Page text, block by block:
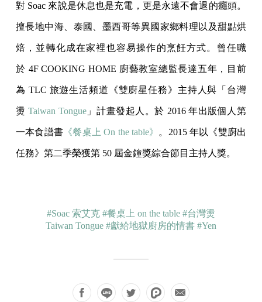
對 Soac 來說是休息也是充電，更是永遠不會退的癮頭。
擅長地中海、泰國、墨西哥等異國家鄉料理以及甜點烘
焙，並轉化成在家裡也容易操作的烹飪方式。曾任職
於 4F COOKING HOME 廚藝教室總監長達五年，目前
為 TLC 旅遊生活頻道《雙廚星任務》主持人與「台灣
燙Taiwan Tongue」計畫發起人。於 2016 年出版個人第
一本食譜書 《餐桌上 On the table》 。2015 年以《雙廚出
任務》第二季榮獲第 50 屆金鐘獎綜合節目主持人獎。
#Soac 索艾克 #餐桌上 on the table #台灣燙
Taiwan Tongue #獻給地獄廚房的情書 #Yen